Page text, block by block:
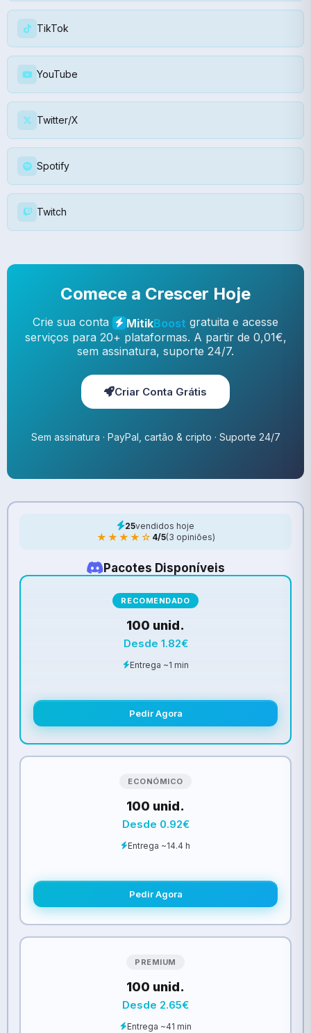
TikTok
YouTube
Twitter/X
Spotify
Twitch
Comece a Crescer Hoje
Crie sua conta MitikBoost gratuita e acesse
serviços para 20+ plataformas. A partir de 0,01€,
sem assinatura, suporte 24/7.
Criar Conta Grátis
Sem assinatura · PayPal, cartão & cripto · Suporte 24/7
25vendidos hoje
★★★★☆ 4/5(3 opiniões)
Pacotes Disponíveis
ECONÓMICO
100 unid.
Desde 0.92€
Entrega ~14.4 h
Pedir Agora
RECOMENDADO
100 unid.
Desde 1.82€
Entrega ~1 min
Pedir Agora
PREMIUM
100 unid.
Desde 2.65€
Entrega ~41 min